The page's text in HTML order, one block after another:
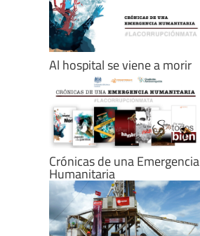
Al hospital se viene a morir
Crónicas de una Emergencia
Humanitaria